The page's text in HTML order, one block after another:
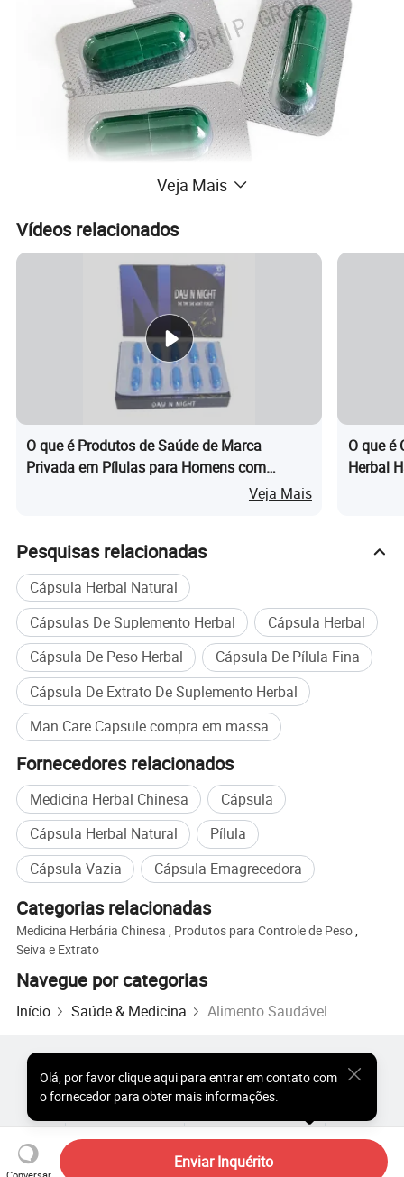
Descrição do produto
500 mg/cápsula ou embalagem por pedido.
Ginseng, Songaria cynomorium, gengibre preto, Thaidland Butea superba, raiz epimedium, ganoderma lúcida.
Para mais informações sobre o produto, contacte-nos
Adulto macho 1 vez por dia, 1 cápsula de cada vez
Suplementos de ervas
1. Crianças e adolescentes do sexo feminino não podem tomá-la.
3.as pessoas que têm hipertensão ou doença cardíaca não podem tomá-la.
5. Este produto não pode substituir medicamentos
Método de armazenamento Por favor, mantenha-se num local fresco e seco no quarto temperatura
Perfil da empresa
Veja Mais
Vídeos relacionados
O que é Produtos de Saúde de Marca
Privada em Pílulas para Homens com
Queratina, Cabra, Tribulus e GinsengVeja Mais
O que é
Herbal
Pesquisas relacionadas
Cápsula Herbal Natural
Cápsulas De Suplemento Herbal
Cápsula Herbal
Cápsula De Peso Herbal
Cápsula De Pílula Fina
Cápsula De Extrato De Suplemento Herbal
Man Care Capsule compra em massa
Fornecedores relacionados
Medicina Herbal Chinesa
Cápsula
Cápsula Herbal Natural
Pílula
Cápsula Vazia
Cápsula Emagrecedora
Categorias relacionadas
Medicina Herbária Chinesa , Produtos para Controle de Peso,
Seiva e Extrato
Navegue por categorias
Início Saúde & Medicina Alimento Saudável
Enviar Inquérito
Olá, por favor clique aqui para entrar em contato com
o fornecedor para obter mais informações.
Produtos Quentes por Atacado
Comprador de Estrela
Percepções
Sobre
Acordo do Usuário Política de Privacidade
Contato
Copyright © 2026 Focus Technology Co., Ltd. All Rights Reserved